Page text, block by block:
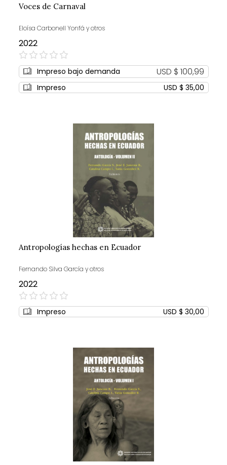
Voces de Carnaval
Eloísa Carbonell Yonfá y otros
2022
0%
Impreso bajo demanda USD $ 100,99
Impreso USD $ 35,00
Antropologías hechas en Ecuador
Fernando Silva García y otros
2022
0%
Impreso USD $ 30,00